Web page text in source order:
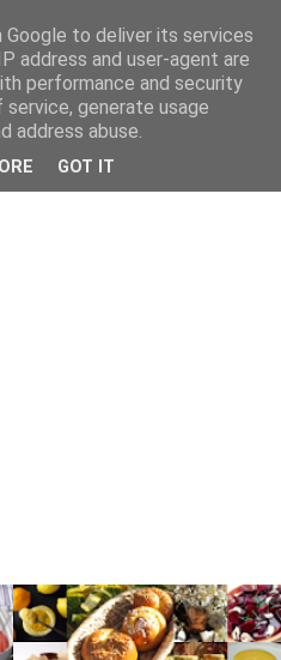
to deliver its services
address and user-agent are
performance and security
generate usage
address abuse.
GOT IT